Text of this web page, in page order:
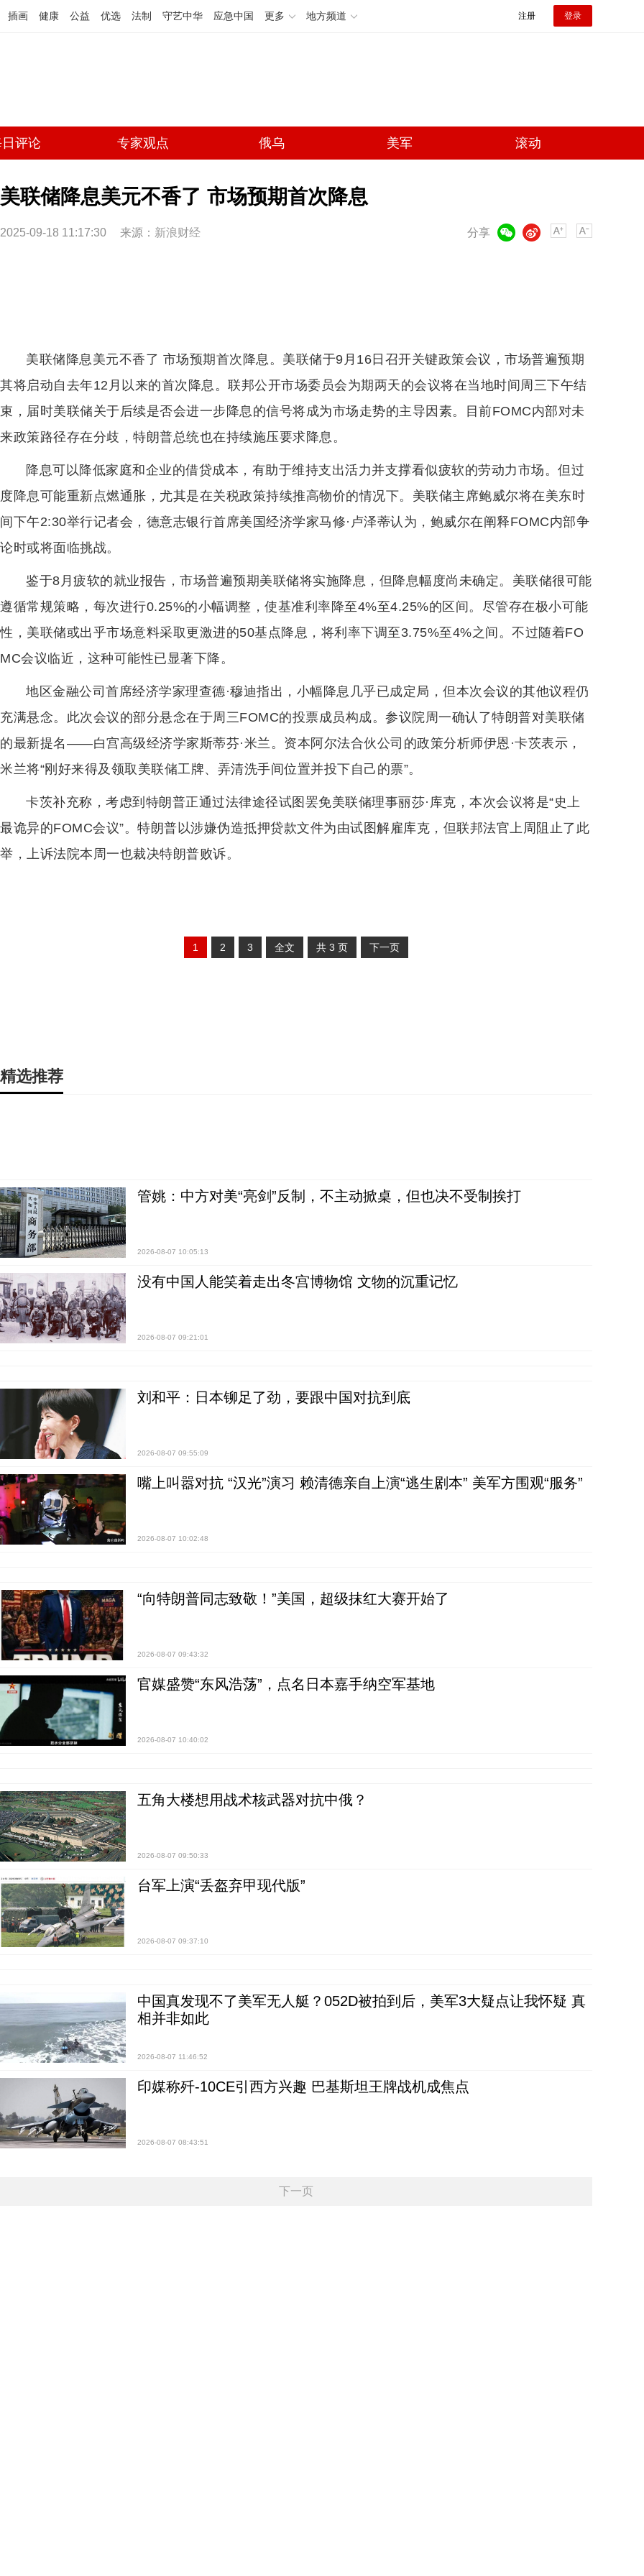
插画 健康 公益 优选 法制 守艺中华 应急中国 更多 地方频道 注册 登录
评论 专家观点 俄乌 美军 滚动
美联储降息美元不香了 市场预期首次降息
2025-09-18 11:17:30 来源： 新浪财经 分享
微博
美联储降息美元不香了 市场预期首次降息。美联储于9月16日召开关键政策会议，市场普遍预期
其将启动自去年12月以来的首次降息。联邦公开市场委员会为期两天的会议将在当地时间周三下午结
束，届时美联储关于后续是否会进一步降息的信号将成为市场走势的主导因素。目前FOMC内部对未
来政策路径存在分歧，特朗普总统也在持续施压要求降息。
降息可以降低家庭和企业的借贷成本，有助于维持支出活力并支撑看似疲软的劳动力市场。但过
度降息可能重新点燃通胀，尤其是在关税政策持续推高物价的情况下。美联储主席鲍威尔将在美东时
间下午2:30举行记者会，德意志银行首席美国经济学家马修·卢泽蒂认为，鲍威尔在阐释FOMC内部争
论时或将面临挑战。
鉴于8月疲软的就业报告，市场普遍预期美联储将实施降息，但降息幅度尚未确定。美联储很可能
遵循常规策略，每次进行0.25%的小幅调整，使基准利率降至4%至4.25%的区间。尽管存在极小可能
性，美联储或出乎市场意料采取更激进的50基点降息，将利率下调至3.75%至4%之间。不过随着FO
MC会议临近，这种可能性已显著下降。
地区金融公司首席经济学家理查德·穆迪指出，小幅降息几乎已成定局，但本次会议的其他议程仍
充满悬念。此次会议的部分悬念在于周三FOMC的投票成员构成。参议院周一确认了特朗普对美联储
的最新提名——白宫高级经济学家斯蒂芬·米兰。资本阿尔法合伙公司的政策分析师伊恩·卡茨表示，
米兰将“刚好来得及领取美联储工牌、弄清洗手间位置并投下自己的票”。
卡茨补充称，考虑到特朗普正通过法律途径试图罢免美联储理事丽莎·库克，本次会议将是“史上
最诡异的FOMC会议”。特朗普以涉嫌伪造抵押贷款文件为由试图解雇库克，但联邦法官上周阻止了此
举，上诉法院本周一也裁决特朗普败诉。
1 2 3 全文 共 3 页 下一页
精选推荐
管姚：中方对美“亮剑”反制，不主动掀桌，但也决不受制挨打
2026-08-07 10:05:13
没有中国人能笑着走出冬宫博物馆 文物的沉重记忆
2026-08-07 09:21:01
刘和平：日本铆足了劲，要跟中国对抗到底
2026-08-07 09:55:09
嘴上叫嚣对抗 “汉光”演习 赖清德亲自上演“逃生剧本” 美军方围观“服务”
2026-08-07 10:02:48
“向特朗普同志致敬！”美国，超级抹红大赛开始了
2026-08-07 09:43:32
官媒盛赞“东风浩荡”，点名日本嘉手纳空军基地
2026-08-07 10:40:02
五角大楼想用战术核武器对抗中俄？
2026-08-07 09:50:33
台军上演“丢盔弃甲现代版”
2026-08-07 09:37:10
中国真发现不了美军无人艇？052D被拍到后，美军3大疑点让我怀疑 真
相并非如此
2026-08-07 11:46:52
印媒称歼-10CE引西方兴趣 巴基斯坦王牌战机成焦点
2026-08-07 08:43:51
下一页